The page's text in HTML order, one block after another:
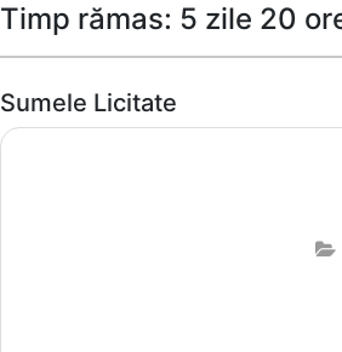
Timp rămas: 5 zile 20
Sumele Licitate